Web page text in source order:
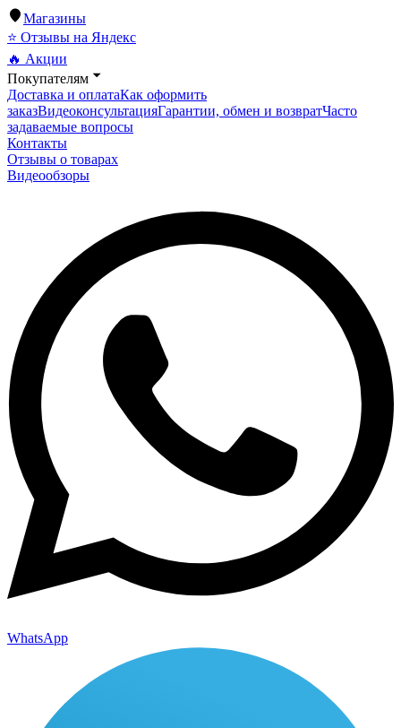
Магазины
⭐ Отзывы на Яндекс
🔥 Акции
Покупателям
Доставка и оплатаКак оформить
заказВидеоконсультацияГарантии, обмен и возвратЧасто
задаваемые вопросы
Контакты
Отзывы о товарах
Видеообзоры
WhatsApp